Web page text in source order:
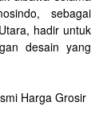
sebagai
hadir untuk
desain yang